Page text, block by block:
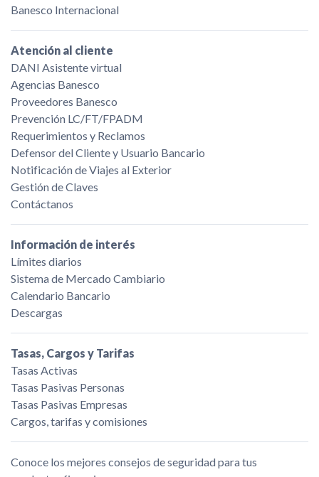
Banesco Internacional
Atención al cliente
DANI Asistente virtual
Agencias Banesco
Proveedores Banesco
Prevención LC/FT/FPADM
Requerimientos y Reclamos
Defensor del Cliente y Usuario Bancario
Notificación de Viajes al Exterior
Gestión de Claves
Contáctanos
Información de interés
Límites diarios
Sistema de Mercado Cambiario
Calendario Bancario
Descargas
Tasas, Cargos y Tarifas
Tasas Activas
Tasas Pasivas Personas
Tasas Pasivas Empresas
Cargos, tarifas y comisiones
Conoce los mejores consejos de seguridad para tus